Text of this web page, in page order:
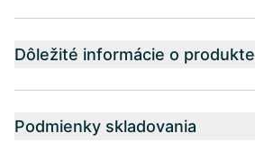
Dôležité informácie o produkte
Podmienky skladovania